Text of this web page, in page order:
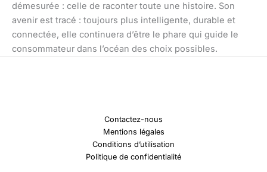
démesurée : celle de raconter toute une histoire. Son
avenir est tracé : toujours plus intelligente, durable et
connectée, elle continuera d’être le phare qui guide le
consommateur dans l’océan des choix possibles.
Contactez-nous
Mentions légales
Conditions d’utilisation
Politique de confidentialité